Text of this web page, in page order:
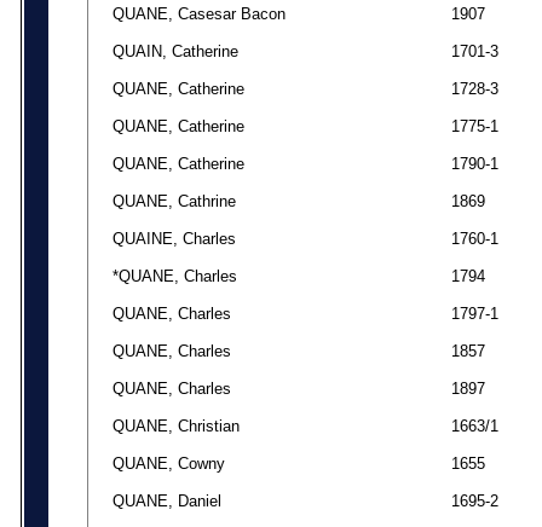
QUANE, Casesar Bacon 1907
QUAIN, Catherine 1701-3
QUANE, Catherine 1728-3
QUANE, Catherine 1775-1
QUANE, Catherine 1790-1
QUANE, Cathrine 1869
QUAINE, Charles 1760-1
*QUANE, Charles 1794
QUANE, Charles 1797-1
QUANE, Charles 1857
QUANE, Charles 1897
QUANE, Christian 1663/1
QUANE, Cowny 1655
QUANE, Daniel 1695-2